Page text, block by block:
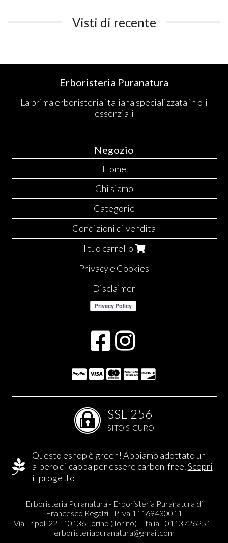
Visti di recente
Erboristeria Puranatura
La prima erboristeria italiana specializzata in oli
essenziali
Negozio
Home
Chi siamo
Categorie
Condizioni di vendita
Il tuo carrello
Privacy e Cookies
Disclaimer
SSL-256
SITO SICURO
Questo eshop è green! Abbiamo adottato un
albero di caoba per essere carbon-free.Scopri
il progetto
Erboristeria Puranatura - Erboristeria Puranatura di
Francesco Regalzi - P.Iva 11169430011
Via Tripoli 22 - 10136 Torino (Torino) - Italia - 0113726251 -
erboristeriapuranatura@gmail.com